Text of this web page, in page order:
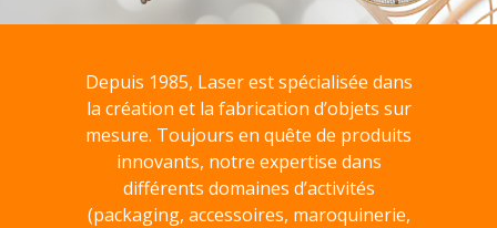
Depuis 1985, Laser est spécialisée dans
la création et la fabrication d’objets sur
mesure. Toujours en quête de produits
innovants, notre expertise dans
différents domaines d’activités
(packaging, accessoires, maroquinerie,